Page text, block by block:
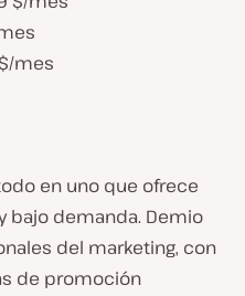
mes
en uno que ofrece
bajo demanda. Demio
del marketing, con
de promoción